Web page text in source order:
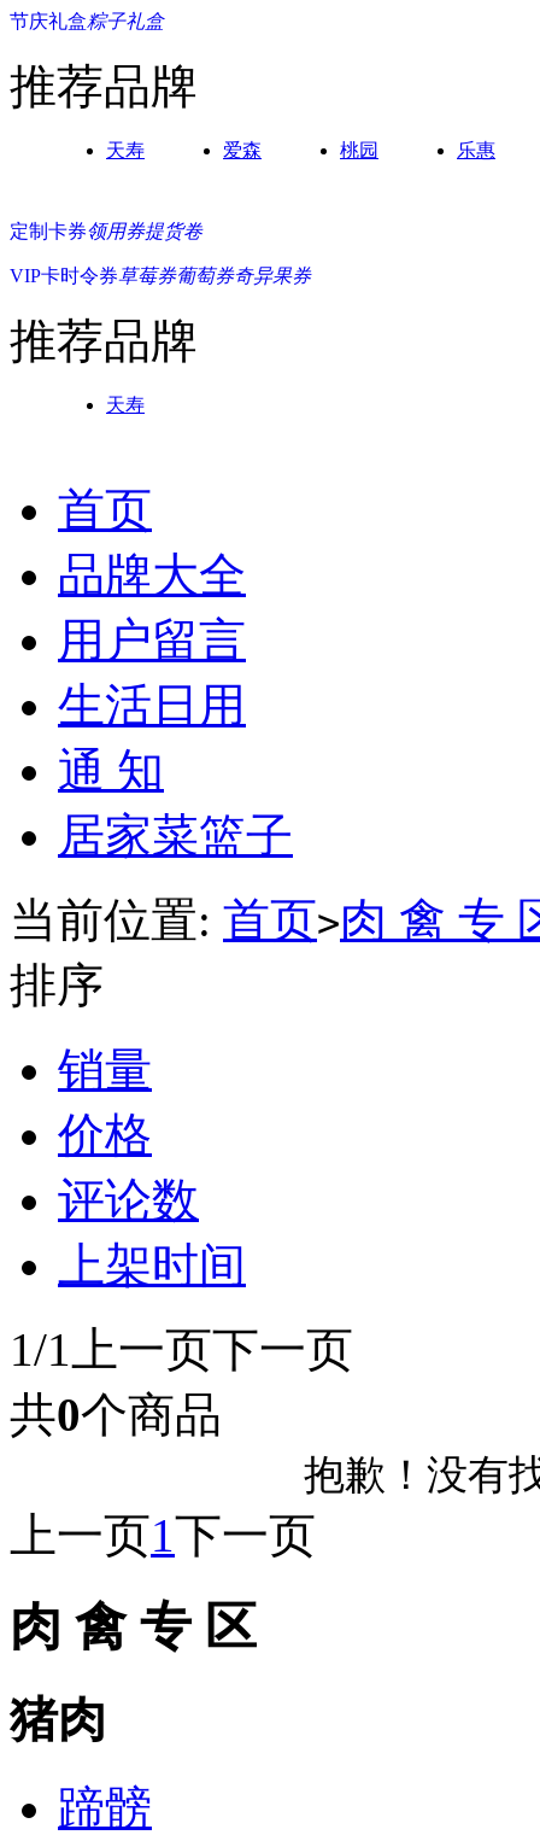
节庆礼盒粽子礼盒
推荐品牌
天寿 爱森 桃园 乐惠
定制卡券领用券提货卷
VIP卡时令券草莓券葡萄券奇异果券
推荐品牌
天寿
首页
品牌大全
用户留言
生活日用
通 知
居家菜篮子
当前位置: 首页>肉 禽 专
排序
销量
价格
评论数
上架时间
1/1 上一页下一页
共0个商品
抱歉！没有
上一页1下一页
肉 禽 专 区
猪肉
蹄髈